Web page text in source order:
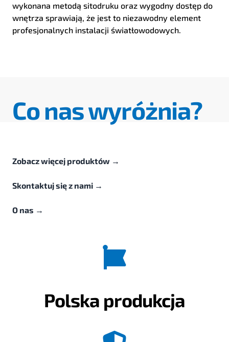
wykonana metodą sitodruku oraz wygodny dostęp do
wnętrza sprawiają, że jest to niezawodny element
profesjonalnych instalacji światłowodowych.
Co nas wyróżnia?
Zobacz więcej produktów →
Skontaktuj się z nami →
O nas →
Polska produkcja